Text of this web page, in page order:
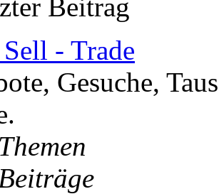
Beitrag
- Trade
Gesuche,
Themen
Beiträge